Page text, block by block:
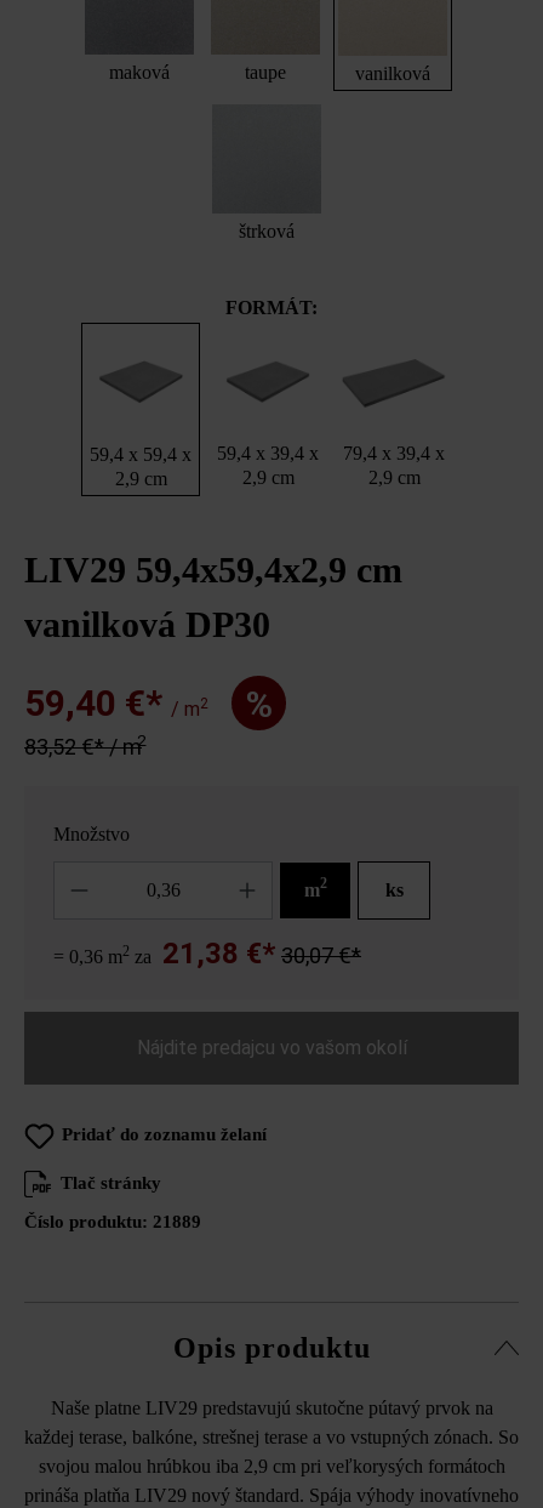
maková taupe vanilková
štrková
FORMÁT:
59,4 x 59,4 x
2,9 cm
59,4 x 39,4 x
2,9 cm
79,4 x 39,4 x
2,9 cm
LIV29 59,4x59,4x2,9 cm
vanilková DP30
59,40 €* / m2 %
83,52 €* / m2
Množstvo
m2 ks
= 0,36 m2 za 21,38 €* 30,07 €*
Nájdite predajcu vo vašom okolí
Pridať do zoznamu želaní
Tlač stránky
Číslo produktu: 21889
Opis produktu
Naše platne LIV29 predstavujú skutočne pútavý prvok na
každej terase, balkóne, strešnej terase a vo vstupných zónach. So
svojou malou hrúbkou iba 2,9 cm pri veľkorysých formátoch
prináša platňa LIV29 nový štandard. Spája výhody inovatívneho